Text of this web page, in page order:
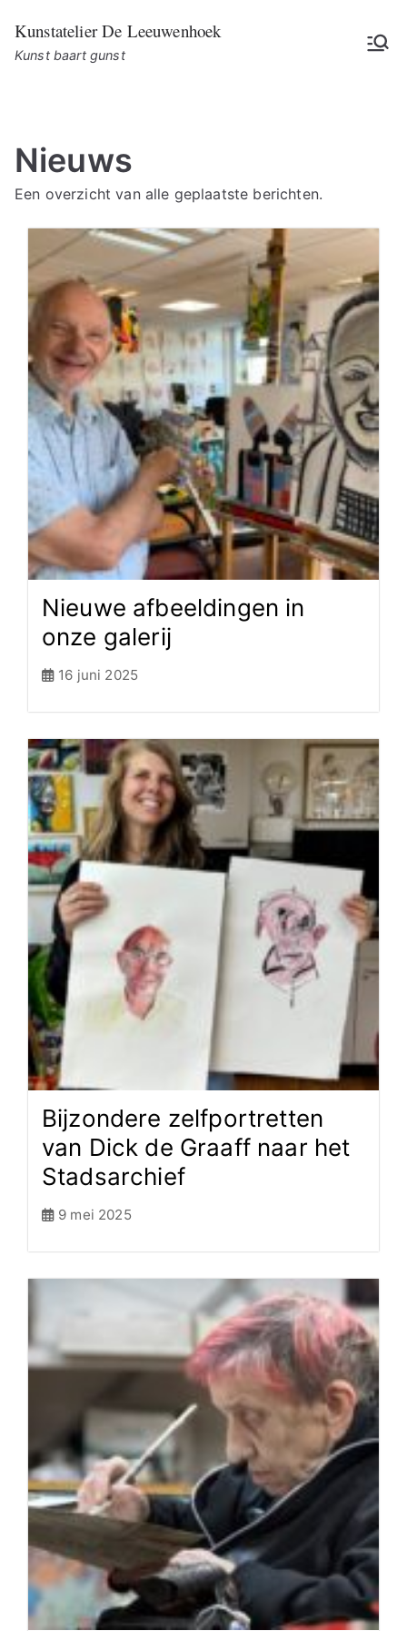
naar
de
Kunstatelier De Leeuwenhoek
Kunst baart gunst
Nieuws
Een overzicht van alle geplaatste berichten.
Nieuwe afbeeldingen in
onze galerij
16 juni 2025
Bijzondere zelfportretten
van Dick de Graaff naar het
Stadsarchief
9 mei 2025